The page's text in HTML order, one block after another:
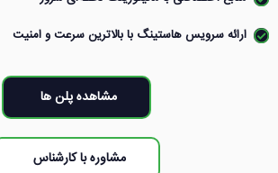
ارائه سرویس هاستینگ با بالاترین سرعت و امنیت
مشاهده پلن ها
مشاوره با کارشناس